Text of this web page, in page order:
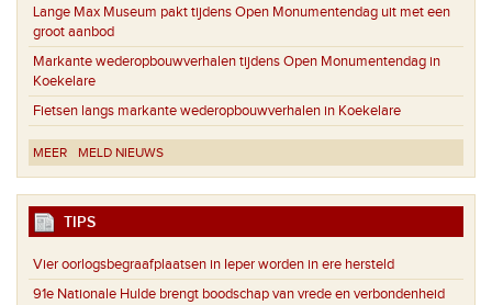
Lange Max Museum pakt tijdens Open Monumentendag uit met een
groot aanbod
Markante wederopbouwverhalen tijdens Open Monumentendag in
Koekelare
Fietsen langs markante wederopbouwverhalen in Koekelare
MEER MELD NIEUWS
TIPS
Vier oorlogsbegraafplaatsen in Ieper worden in ere hersteld
91e Nationale Hulde brengt boodschap van vrede en verbondenheid